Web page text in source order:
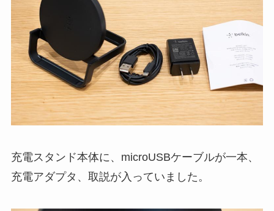
充電スタンド本体に、microUSBケーブルが一本、
充電アダプタ、取説が入っていました。